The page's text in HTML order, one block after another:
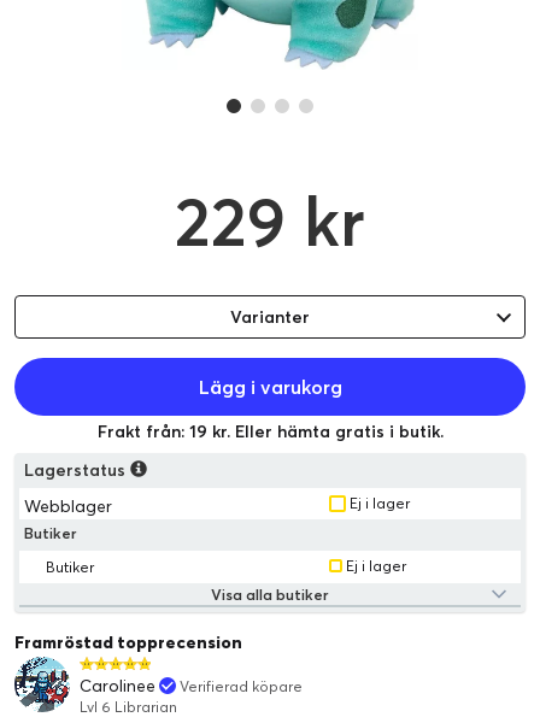
229 kr
Varianter
Lägg i varukorg
Frakt från: 19 kr. Eller hämta gratis i butik.
Lagerstatus
Webblager
Ej i lager
Butiker
Butiker
Ej i lager
Visa alla butiker
Framröstad topprecension
Carolinee
Verifierad köpare
Lvl 6 Librarian